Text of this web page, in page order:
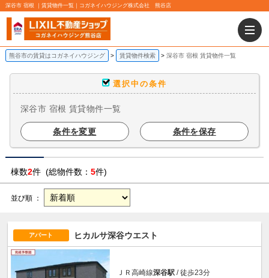
深谷市 宿根 ｜賃貸物件一覧｜コガネイハウジング株式会社 熊谷店
熊谷市の賃貸はコガネイハウジング 賃貸物件検索 深谷市 宿根 賃貸物件一覧
選択中の条件
深谷市 宿根 賃貸物件一覧
条件を変更 条件を保存
棟数2件 (総物件数： 5件)
並び順 ：
アパート ヒカルサ深谷ウエスト
ＪＲ高崎線深谷駅 / 徒歩23分